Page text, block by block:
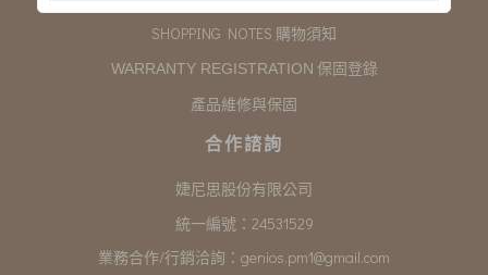
SHOPPING NOTES 購物須知
WARRANTY REGISTRATION 保固登錄
產品維修與保固
合作諮詢
婕尼思股份有限公司
統一編號：24531529
業務合作/行銷洽詢： genios.pm1@gmail.com